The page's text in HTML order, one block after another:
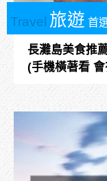
Travel 旅遊 首
長灘島美食推
(手機橫著看